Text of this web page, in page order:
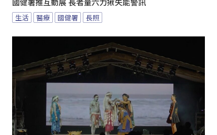
國健署推互動展 長者量六力揪失能警訊
生活 醫療 國健署 長照